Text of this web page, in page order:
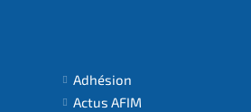
Adhésion
Actus AFIM